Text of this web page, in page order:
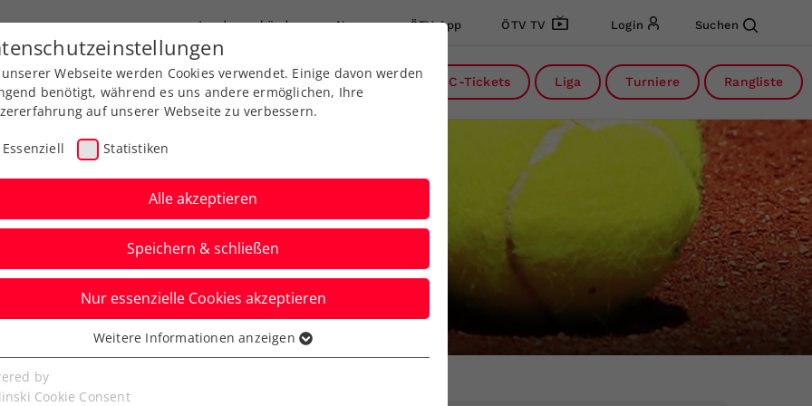
Landesverbände News ÖTV App ÖTV TV Login Suchen
Ausbildung Services Über uns DC-Tickets Liga Turniere Rangliste
Aktuelle News
Webseite werden Cookies verwendet. Einige davon werden
benötigt, während es uns andere ermöglichen, Ihre
auf unserer Webseite zu verbessern.
Essenziell Statistiken
Alle akzeptieren
Speichern & schließen
Nur essenzielle Cookies akzeptieren
Cookies werden für grundlegende Funktionen der
benötigt. Dadurch ist gewährleistet, dass die Webseite
Weitere Informationen anzeigen
by
Cookie Consent